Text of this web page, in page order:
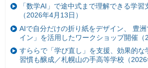
「数学AI」で途中式まで理解できる学
（2026年4月13日）
AIで自分だけの折り紙をデザイン、 豊
イン」を活用したワークショップ開催（
すららで「学び直し」を支援、効果的な
習慣も醸成／札幌山の手高等学校（2026